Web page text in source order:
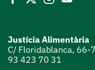
Justícia Alimentària
C/ Floridablanca,
93 423 70 31